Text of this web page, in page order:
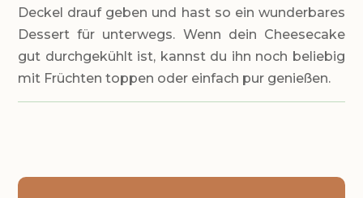
Deckel drauf geben und hast so ein wunderbares
Dessert für unterwegs. Wenn dein Cheesecake
gut durchgekühlt ist, kannst du ihn noch beliebig
mit Früchten toppen oder einfach pur genießen.